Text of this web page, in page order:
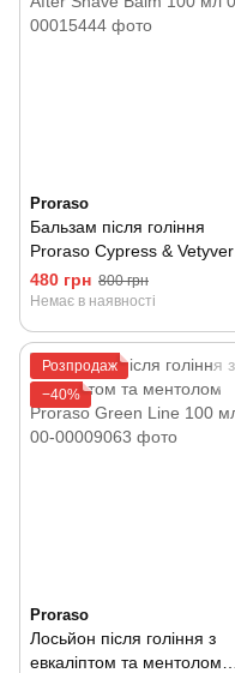
Proraso
Бальзам після гоління
Proraso Cypress & Vetyver
After Shave Balm 100 мл
480 грн 800 грн
Немає в наявності
Розпродаж
−40%
Proraso
Лосьйон після гоління з
евкаліптом та ментолом